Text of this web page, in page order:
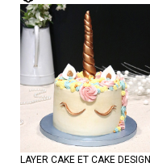
LAYER CAKE ET CAKE DESIGN